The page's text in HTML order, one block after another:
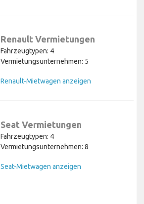
Renault Vermietungen
Fahrzeugtypen: 4
Vermietungsunternehmen: 5
Renault-Mietwagen anzeigen
Seat Vermietungen
Fahrzeugtypen: 4
Vermietungsunternehmen: 8
Seat-Mietwagen anzeigen